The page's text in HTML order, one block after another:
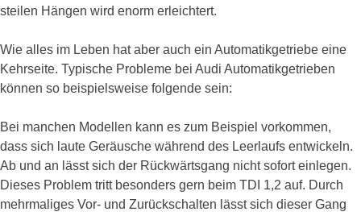
steilen Hängen wird enorm erleichtert.
Wie alles im Leben hat aber auch ein Automatikgetriebe eine
Kehrseite. Typische Probleme bei Audi Automatikgetrieben
können so beispielsweise folgende sein:
Bei manchen Modellen kann es zum Beispiel vorkommen,
dass sich laute Geräusche während des Leerlaufs entwickeln.
Ab und an lässt sich der Rückwärtsgang nicht sofort einlegen.
Dieses Problem tritt besonders gern beim TDI 1,2 auf. Durch
mehrmaliges Vor- und Zurückschalten lässt sich dieser Gang